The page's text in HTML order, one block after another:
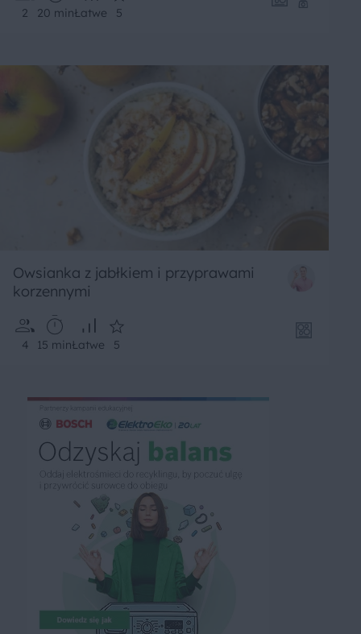
2 20 minŁatwe 5
Owsianka z jabłkiem i przyprawami
korzennymi
4 15 minŁatwe 5